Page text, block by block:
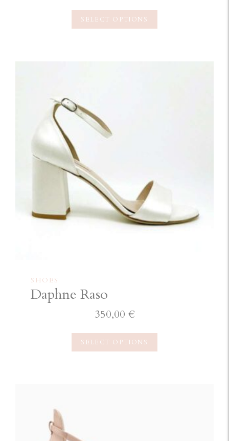
SELECT OPTIONS
SHOES
Daphne Raso
350,00 €
SELECT OPTIONS